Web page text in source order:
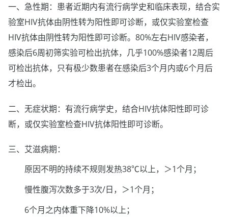
一、急性期：患者近期内有流行病学史和临床表现，结合实
验室HIV抗体由阴性转为阳性即可诊断，或仅实验室检查
HIV抗体由阴性转为阳性即可诊断。80%左右HIV感染者，
感染后6周初筛实验可检出抗体，几乎100%感染者12周后
可检出抗体，只有极少数患者在感染后3个月内或6个月后
才检出。
二、无症状期：有流行病学史，结合HIV抗体阳性即可诊
断，或仅实验室检查HIV抗体阳性即可诊断。
三、艾滋病期：
原因不明的持续不规则发热38℃以上，＞1个月；
慢性腹泻次数多于3次/日，＞1个月；
6个月之内体重下降10%以上；